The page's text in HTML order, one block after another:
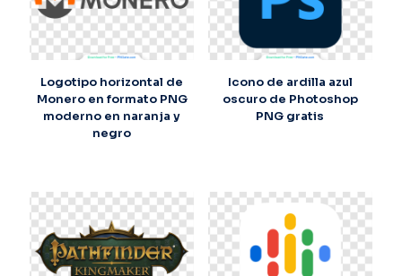
Logotipo horizontal de
Monero en formato PNG
moderno en naranja y
negro
Icono de ardilla azul
oscuro de Photoshop
PNG gratis